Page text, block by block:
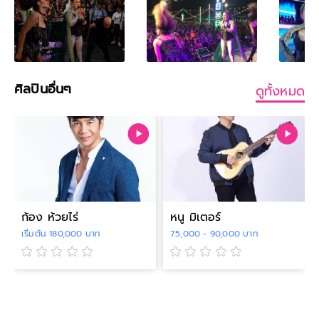
ศิลปินอื่นๆ ดูทั้งหมด
ก้อง ห้วยไร่
เริ่มต้น 180,000 บาท
หนู มิเตอร์
75,000 - 90,000 บาท